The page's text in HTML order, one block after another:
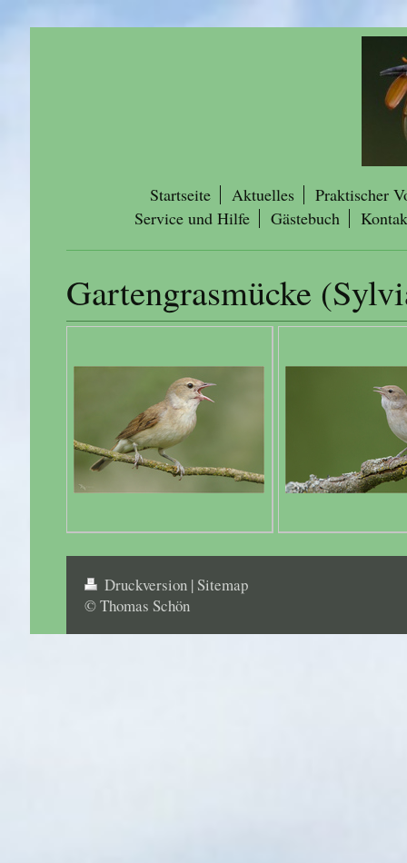
Startseite Aktuelles
Praktischer
Service und Hilfe
Gästebuch
Gartengrasmücke
Druckversion |Sitemap
© Thomas Schön